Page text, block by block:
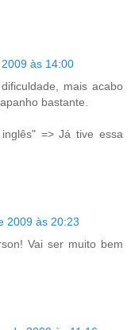
às 14:00
mais acabo
bastante.
=> Já tive essa
2009 às 20:23
Vai ser muito bem